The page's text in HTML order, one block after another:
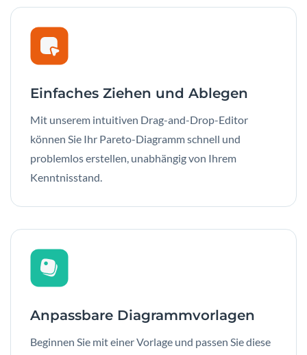
Einfaches Ziehen und Ablegen
Mit unserem intuitiven Drag-and-Drop-Editor
können Sie Ihr Pareto-Diagramm schnell und
problemlos erstellen, unabhängig von Ihrem
Kenntnisstand.
Anpassbare Diagrammvorlagen
Beginnen Sie mit einer Vorlage und passen Sie diese